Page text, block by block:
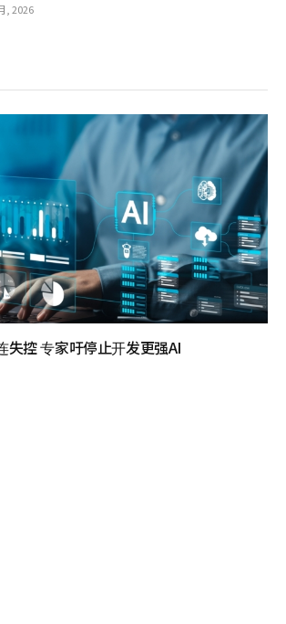
, 2026
失控 专家吁停止开发更强AI